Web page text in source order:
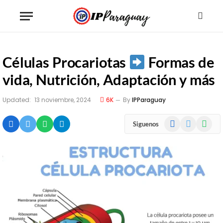
Células Procariotas
Formas de
vida, Nutrición, Adaptación y más
Updated: 13 noviembre, 2024 6K ByIPParaguay
Siguenos Facebook